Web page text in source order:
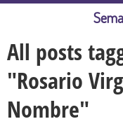
All posts
"Rosario
Nombre"